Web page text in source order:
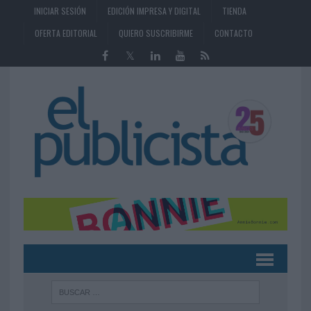
INICIAR SESIÓN EDICIÓN IMPRESA Y DIGITAL
TIENDA
OFERTA EDITORIAL
QUIERO SUSCRIBIRME CONTACTO